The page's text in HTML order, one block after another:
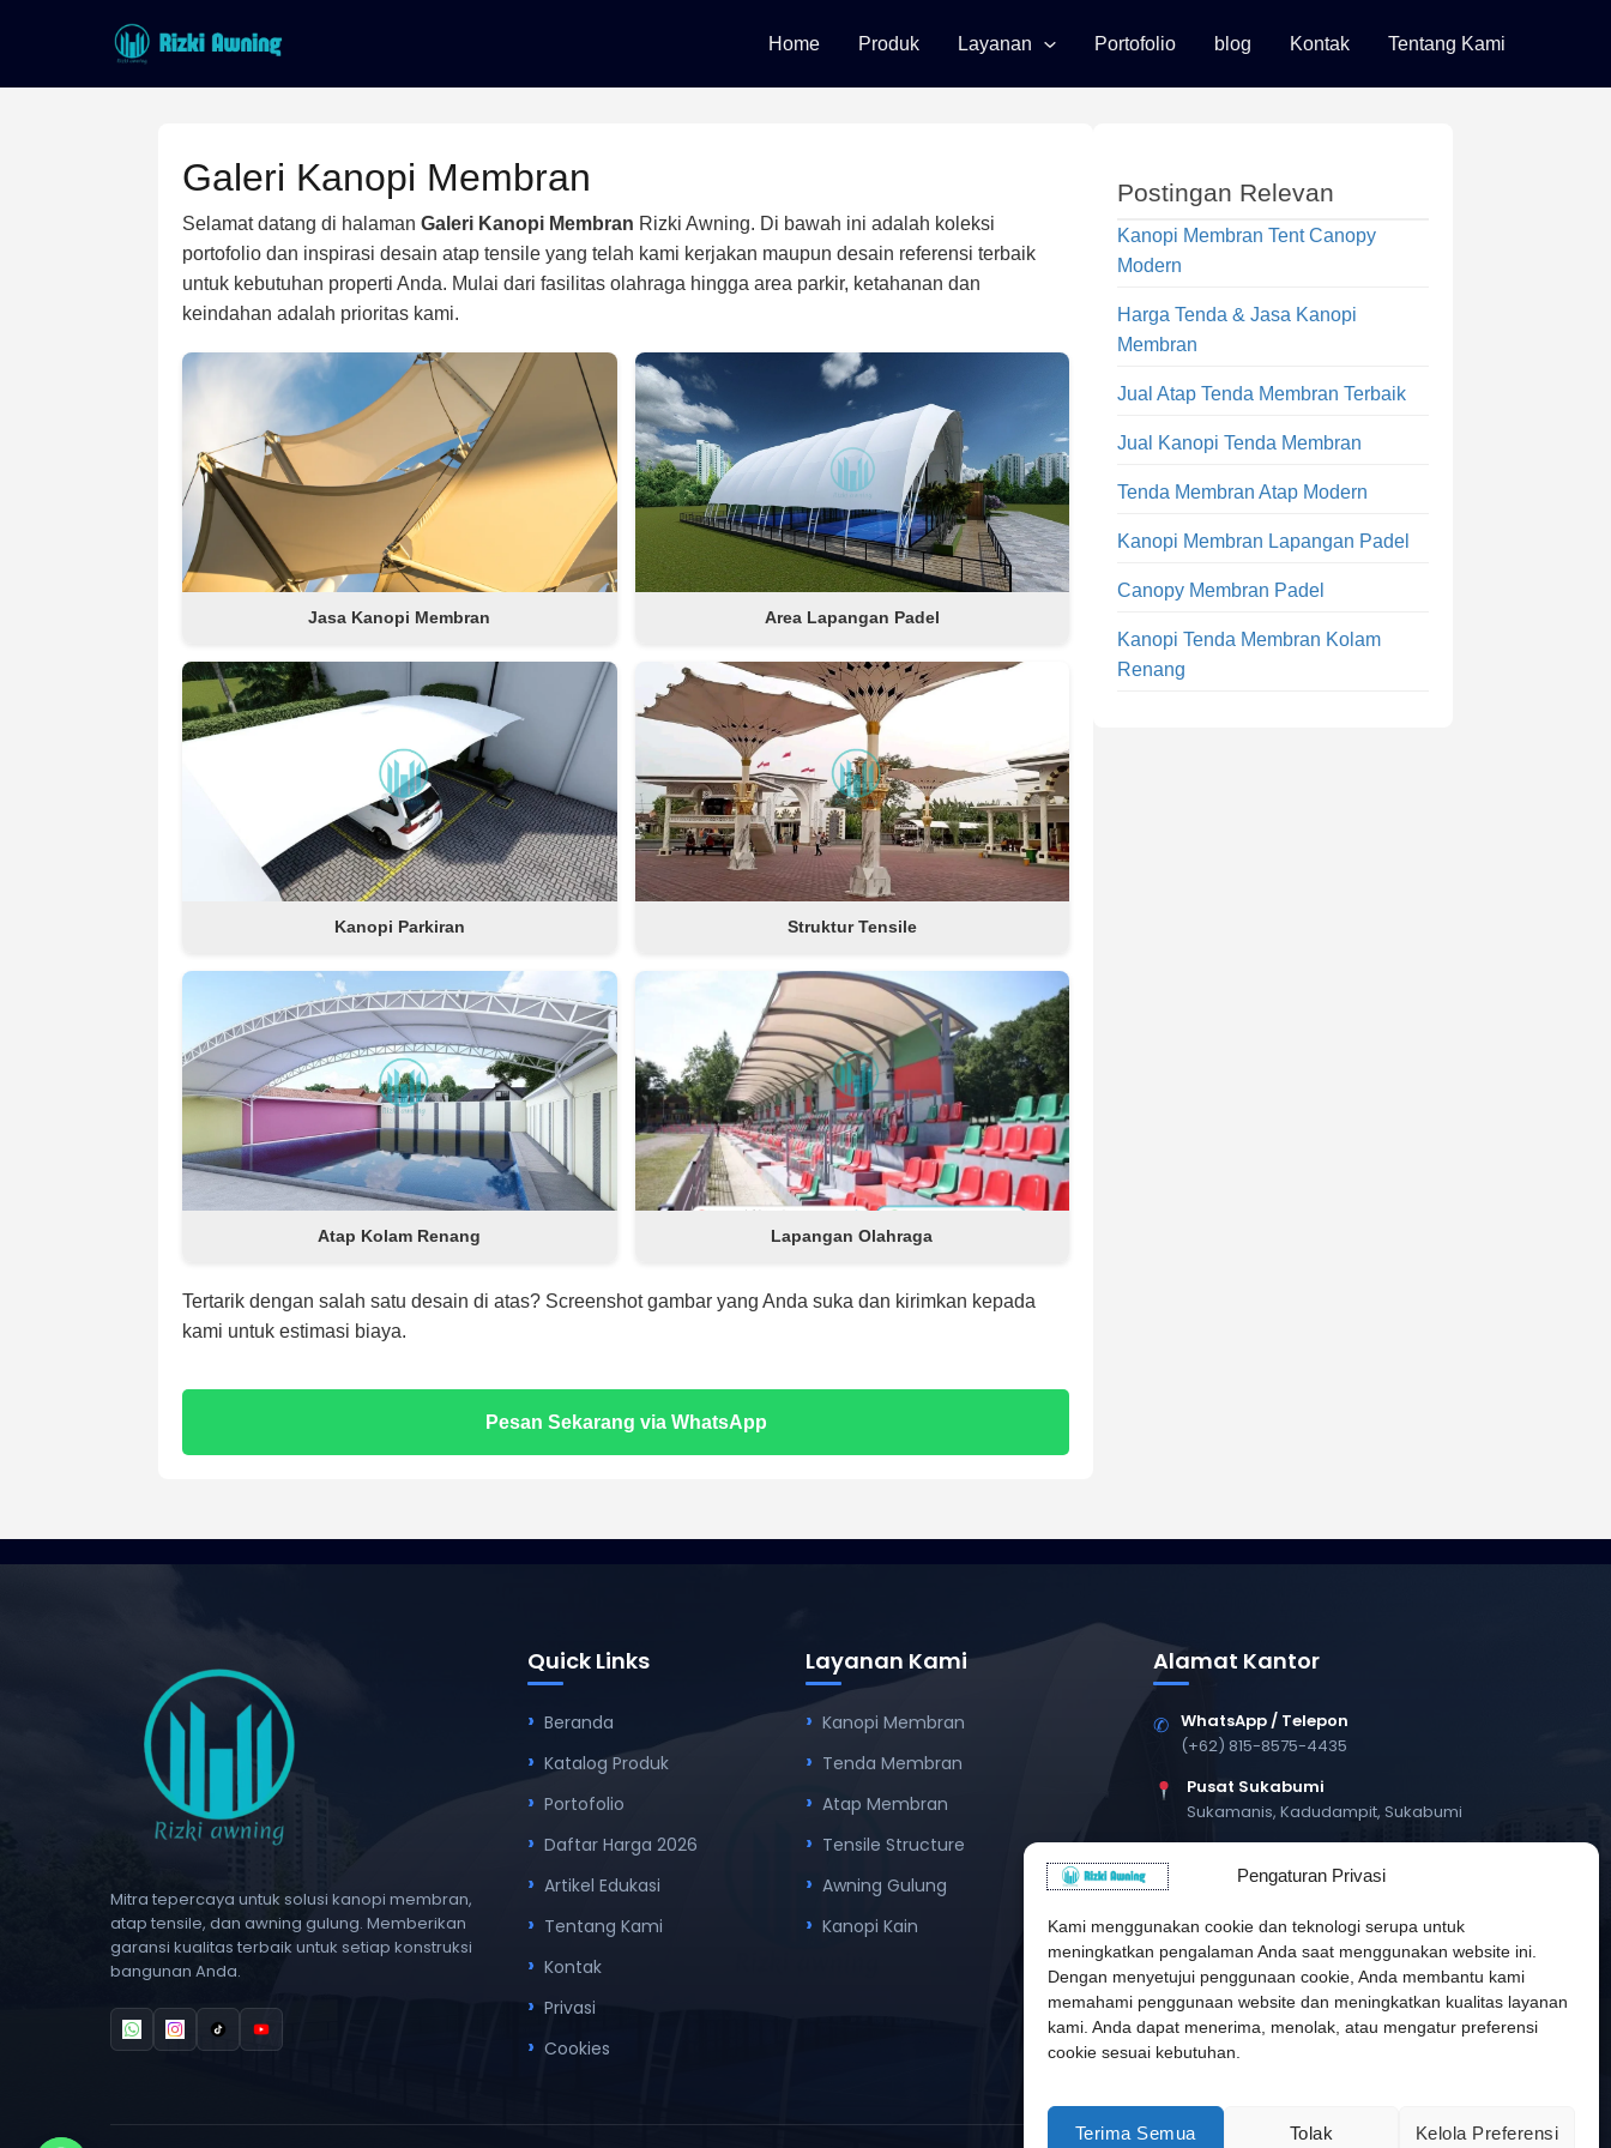
Pengaturan Privasi
Kami menggunakan cookie dan teknologi serupa untuk
meningkatkan pengalaman Anda saat menggunakan website ini.
Dengan menyetujui penggunaan cookie, Anda membantu kami
memahami penggunaan website dan meningkatkan kualitas layanan
kami. Anda dapat menerima, menolak, atau mengatur preferensi
cookie sesuai kebutuhan.
Terima Semua Tolak Kelola Preferensi
Home Produk Layanan Portofolio blog Kontak Tentang Kami
Galeri Kanopi Membran
Selamat datang di halaman Galeri Kanopi Membran Rizki Awning. Di bawah ini adalah koleksi
portofolio dan inspirasi desain atap tensile yang telah kami kerjakan maupun desain referensi terbaik
untuk kebutuhan properti Anda. Mulai dari fasilitas olahraga hingga area parkir, ketahanan dan
keindahan adalah prioritas kami.
Jasa Kanopi Membran Area Lapangan Padel
Kanopi Parkiran Struktur Tensile
Atap Kolam Renang Lapangan Olahraga
Tertarik dengan salah satu desain di atas? Screenshot gambar yang Anda suka dan kirimkan kepada
kami untuk estimasi biaya.
Pesan Sekarang via WhatsApp
Postingan Relevan
Kanopi Membran Tent Canopy
Modern
Harga Tenda & Jasa Kanopi
Membran
Jual Atap Tenda Membran Terbaik
Jual Kanopi Tenda Membran
Tenda Membran Atap Modern
Kanopi Membran Lapangan Padel
Canopy Membran Padel
Kanopi Tenda Membran Kolam
Renang
Mitra tepercaya untuk solusi kanopi membran,
atap tensile, dan awning gulung. Memberikan
garansi kualitas terbaik untuk setiap konstruksi
bangunan Anda.
Quick Links
Beranda
Katalog Produk
Portofolio
Daftar Harga 2026
Artikel Edukasi
Tentang Kami
Kontak
Privasi
Cookies
Layanan Kami
Kanopi Membran
Tenda Membran
Atap Membran
Tensile Structure
Awning Gulung
Kanopi Kain
Alamat Kantor
✆ WhatsApp / Telepon
(+62) 815-8575-4435
Pusat Sukabumi
Sukamanis, Kadudampit, Sukabumi
Kembangan, Jakarta Barat
Workshop Bintaro
Sektor A3, Tangerang Selatan